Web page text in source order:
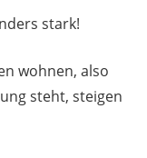
stark!
wohnen, also
steht, steigen